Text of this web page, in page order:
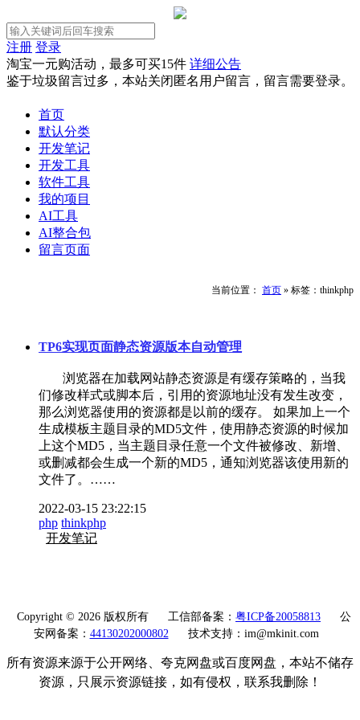
注册 登录
淘宝一元购活动，最多可买15件 详细公告
鉴于垃圾留言过多，本站关闭匿名用户留言，留言需要登录。
首页
默认分类
开发笔记
开发工具
软件工具
我的项目
AI工具
AI整合包
留言页面
当前位置： 首页 » 标签：thinkphp
TP6实现页面静态资源版本自动管理
浏览器在加载网站静态资源是有缓存策略的，当我
们修改样式或脚本后，引用的资源地址没有发生改变，
那么浏览器使用的资源都是以前的缓存。 如果加上一个
生成模板主题目录的MD5文件，使用静态资源的时候加
上这个MD5，当主题目录任意一个文件被修改、新增、
或删减都会生成一个新的MD5，通知浏览器该使用新的
文件了。……
2022-03-15 23:22:15
php thinkphp
开发笔记
Copyright © 2026 版权所有 工信部备案： 粤ICP备20058813
公
安网备案： 44130202000802 技术支持：im@mkinit.com
所有资源来源于公开网络、夸克网盘或百度网盘，本站不储存
资源，只展示资源链接，如有侵权，联系我删除！